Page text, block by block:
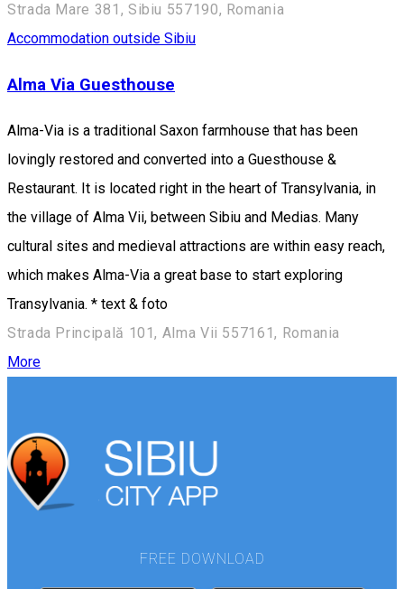
Strada Mare 381, Sibiu 557190, Romania
Accommodation outside Sibiu
Alma Via Guesthouse
Alma-Via is a traditional Saxon farmhouse that has been
lovingly restored and converted into a Guesthouse &
Restaurant. It is located right in the heart of Transylvania, in
the village of Alma Vii, between Sibiu and Medias. Many
cultural sites and medieval attractions are within easy reach,
which makes Alma-Via a great base to start exploring
Transylvania. * text & foto
Strada Principală 101, Alma Vii 557161, Romania
More
FREE DOWNLOAD